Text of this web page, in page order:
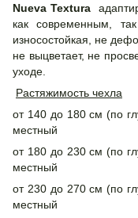
Nueva Textura
как современным,
износостойкая, не
не выцветает, не
уходе.
Растяжимость чехла
от 140 до 180 см (по
местный
от 180 до 230 см (по
местный
от 230 до 270 см (по
местный